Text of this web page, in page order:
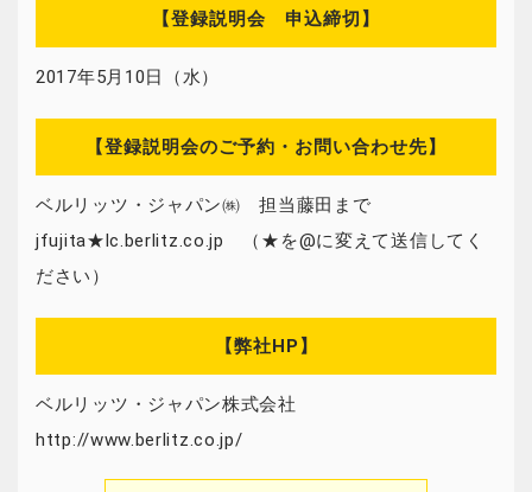
【登録説明会 申込締切】
2017年5月10日（水）
【登録説明会のご予約・お問い合わせ先】
ベルリッツ・ジャパン㈱ 担当藤田まで
jfujita★lc.berlitz.co.jp （★を@に変えて送信してく
ださい）
【弊社HP】
ベルリッツ・ジャパン株式会社
http://www.berlitz.co.jp/